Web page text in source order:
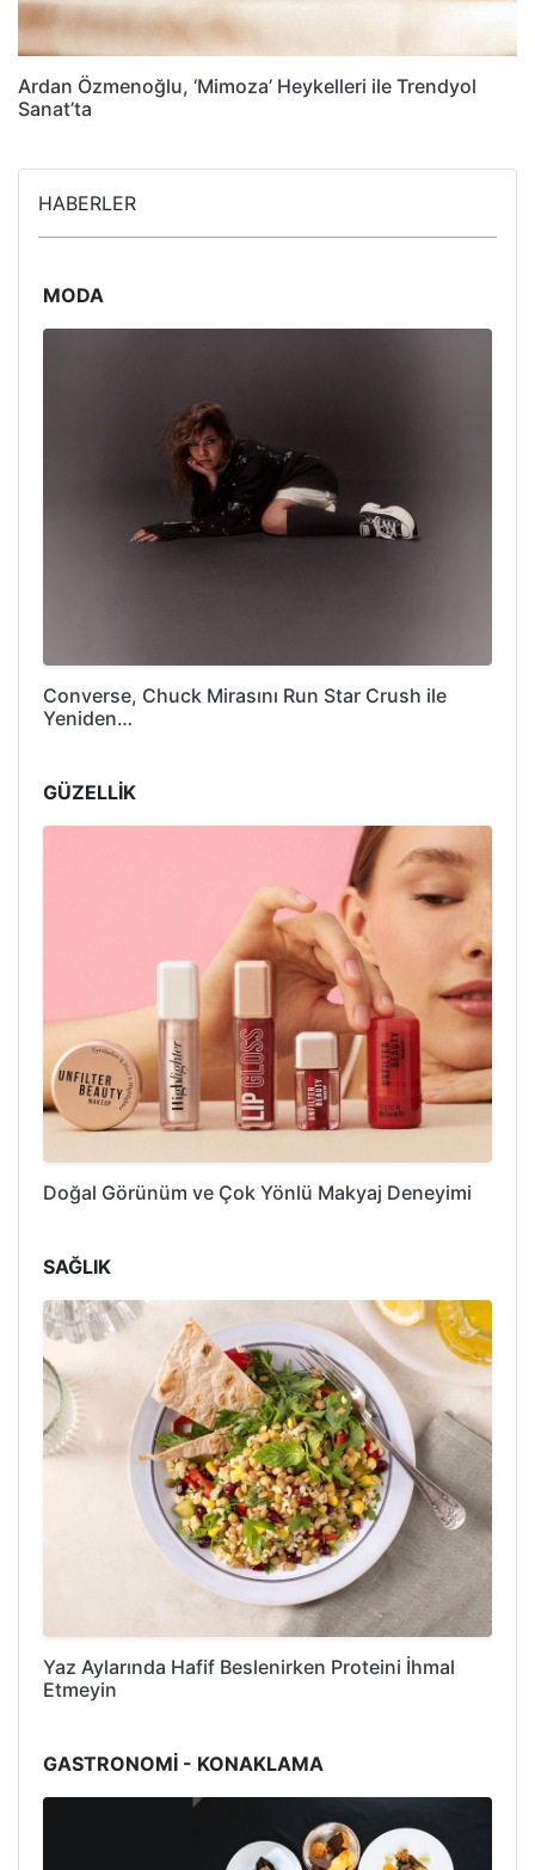
Ardan Özmenoğlu, ‘Mimoza’ Heykelleri ile Trendyol
Sanat’ta
HABERLER
MODA
Converse, Chuck Mirasını Run Star Crush ile
Yeniden…
GÜZELLİK
Doğal Görünüm ve Çok Yönlü Makyaj Deneyimi
SAĞLIK
Yaz Aylarında Hafif Beslenirken Proteini İhmal
Etmeyin
GASTRONOMİ - KONAKLAMA